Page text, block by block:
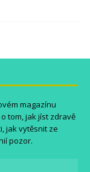
magazínu
tom, jak jíst zdravě
jak vytěsnit ze
pozor.